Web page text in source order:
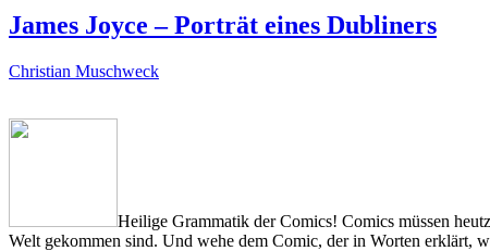
James Joyce – Porträt eines Dubliners
Christian Muschweck
Heilige Grammatik der Comics! Comics müssen
Welt gekommen sind. Und wehe dem Comic, der in Worten erklärt,